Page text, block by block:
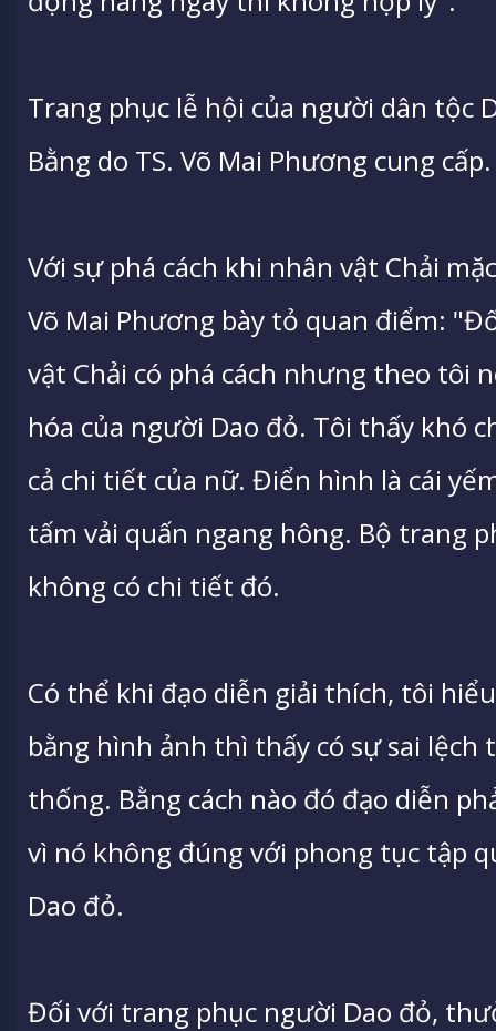
Trang phục lễ hội của người dân tộc
Bằng do TS. Võ Mai Phương cung
Với sự phá cách khi nhân vật Chải
Võ Mai Phương bày tỏ quan điểm:
vật Chải có phá cách nhưng theo tôi
hóa của người Dao đỏ. Tôi thấy khó
cả chi tiết của nữ. Điển hình là cái
tấm vải quấn ngang hông. Bộ trang
không có chi tiết đó.
Có thể khi đạo diễn giải thích, tôi
bằng hình ảnh thì thấy có sự sai
thống. Bằng cách nào đó đạo diễn
vì nó không đúng với phong tục tập
Dao đỏ.
Đối với trang phục người Dao đỏ,